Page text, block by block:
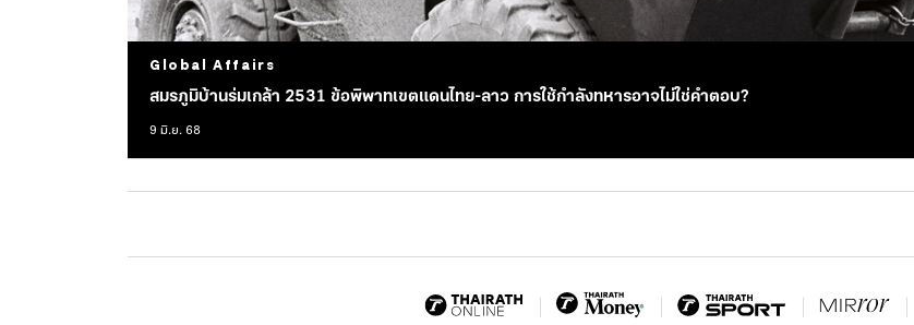
Global Affairs
สมรภูมิบ้านร่มเกล้า 2531 ข้อพิพาทเขตแดนไทย-ลาว การใช้กำลังทหารอาจไม่ใช่คำตอบ?
9 มิ.ย. 68